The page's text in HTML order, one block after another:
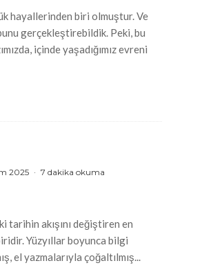
hayallerinden biri olmuştur. Ve
gerçekleştirebildik. Peki, bu
içinde yaşadığımız evreni
2025 · 7 dakika okuma
tarihin akışını değiştiren en
Yüzyıllar boyunca bilgi
el yazmalarıyla çoğaltılmış...